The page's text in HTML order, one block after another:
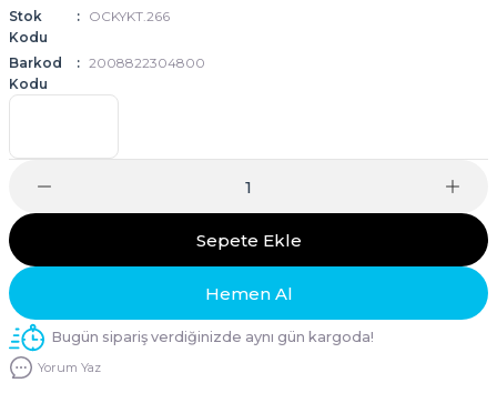
Stok
Kodu
OCKYKT.266
Barkod
Kodu
2008822304800
Sepete Ekle
Hemen Al
Bugün sipariş verdiğinizde aynı gün kargoda!
Yorum Yaz